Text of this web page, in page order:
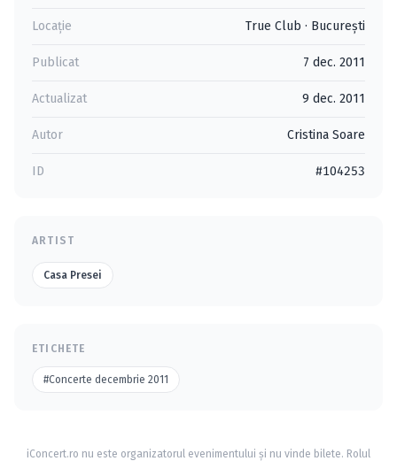
Locație True Club · Bucureşti
Publicat 7 dec. 2011
Actualizat 9 dec. 2011
Autor Cristina Soare
ID #104253
ARTIST
Casa Presei
ETICHETE
#Concerte decembrie 2011
iConcert.ro nu este organizatorul evenimentului și nu vinde bilete. Rolul